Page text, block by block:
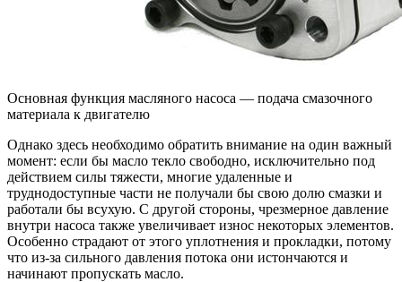
Основная функция масляного насоса — подача смазочного
материала к двигателю
Однако здесь необходимо обратить внимание на один важный
момент: если бы масло текло свободно, исключительно под
действием силы тяжести, многие удаленные и
труднодоступные части не получали бы свою долю смазки и
работали бы всухую. С другой стороны, чрезмерное давление
внутри насоса также увеличивает износ некоторых элементов.
Особенно страдают от этого уплотнения и прокладки, потому
что из-за сильного давления потока они истончаются и
начинают пропускать масло.